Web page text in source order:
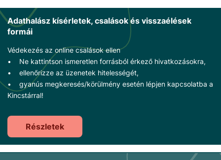
Adathalász kísérletek, csalások és visszaélések
formái
Védekezés az online csalások ellen
• Ne kattintson ismeretlen forrásból érkező hivatkozásokra,
• ellenőrizze az üzenetek hitelességét,
• gyanús megkeresés/körülmény esetén lépjen kapcsolatba a
Kincstárral!
Részletek